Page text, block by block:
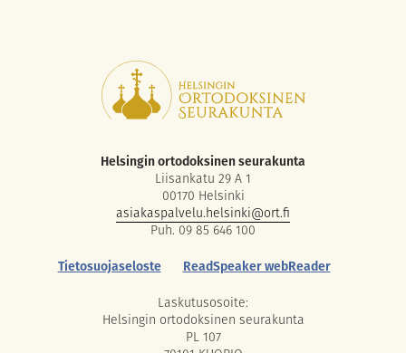
Helsingin ortodoksinen seurakunta
Liisankatu 29 A 1
00170 Helsinki
asiakaspalvelu.helsinki@ort.fi
Puh. 09 85 646 100
Tietosuojaseloste
ReadSpeaker webReader
Laskutusosoite:
Helsingin ortodoksinen seurakunta
PL 107